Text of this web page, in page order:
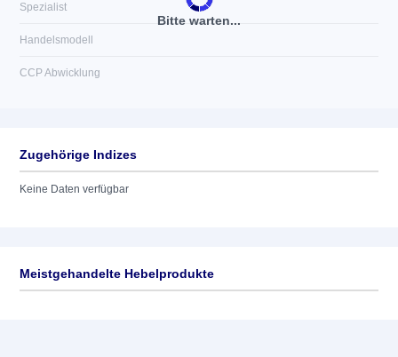
Bitte warten...
Spezialist
Handelsmodell
CCP Abwicklung
Zugehörige Indizes
Keine Daten verfügbar
Meistgehandelte Hebelprodukte